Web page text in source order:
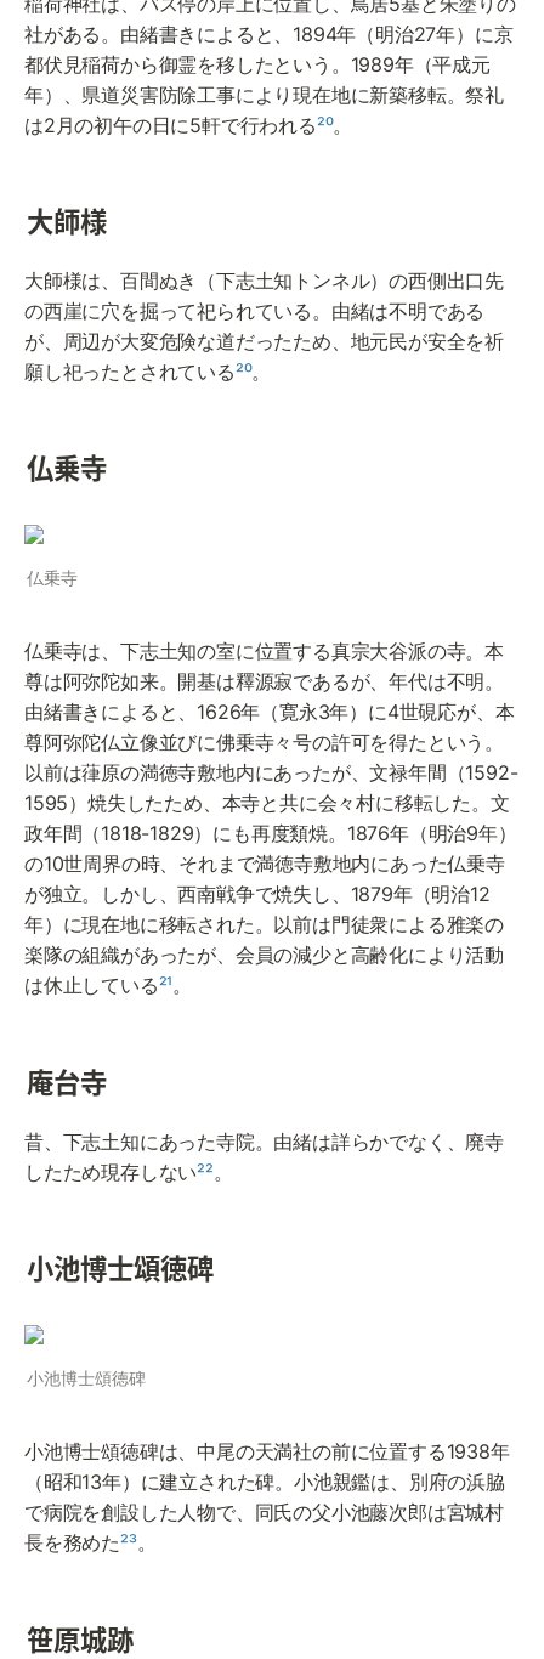
社がある。由緒書きによると、1894年（明治27年）に京
都伏見稲荷から御霊を移したという。1989年（平成元
年）、県道災害防除工事により現在地に新築移転。祭礼
は2月の初午の日に5軒で行われる²⁰。
大師様
大師様は、百間ぬき（下志土知トンネル）の西側出口先
の西崖に穴を掘って祀られている。由緒は不明である
が、周辺が大変危険な道だったため、地元民が安全を祈
願し祀ったとされている²⁰。
仏乗寺
仏乗寺
仏乗寺は、下志土知の室に位置する真宗大谷派の寺。本
尊は阿弥陀如来。開基は釋源寂であるが、年代は不明。
由緒書きによると、1626年（寛永3年）に4世硯応が、本
尊阿弥陀仏立像並びに佛乗寺々号の許可を得たという。
以前は葎原の満徳寺敷地内にあったが、文禄年間（1592-
1595）焼失したため、本寺と共に会々村に移転した。文
政年間（1818-1829）にも再度類焼。1876年（明治9年）
の10世周界の時、それまで満徳寺敷地内にあった仏乗寺
が独立。しかし、西南戦争で焼失し、1879年（明治12
年）に現在地に移転された。以前は門徒衆による雅楽の
楽隊の組織があったが、会員の減少と高齢化により活動
は休止している²¹。
庵台寺
昔、下志土知にあった寺院。由緒は詳らかでなく、廃寺
したため現存しない²²。
小池博士頌徳碑
小池博士頌徳碑
小池博士頌徳碑は、中尾の天満社の前に位置する1938年
（昭和13年）に建立された碑。小池親鑑は、別府の浜脇
で病院を創設した人物で、同氏の父小池藤次郎は宮城村
長を務めた²³。
笹原城跡